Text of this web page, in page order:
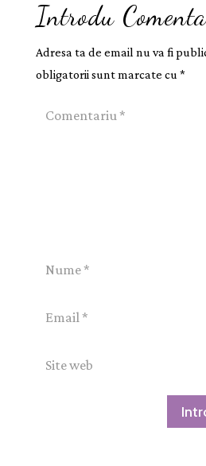
Introdu
Adresa ta de email nu va fi
obligatorii sunt marcate cu *